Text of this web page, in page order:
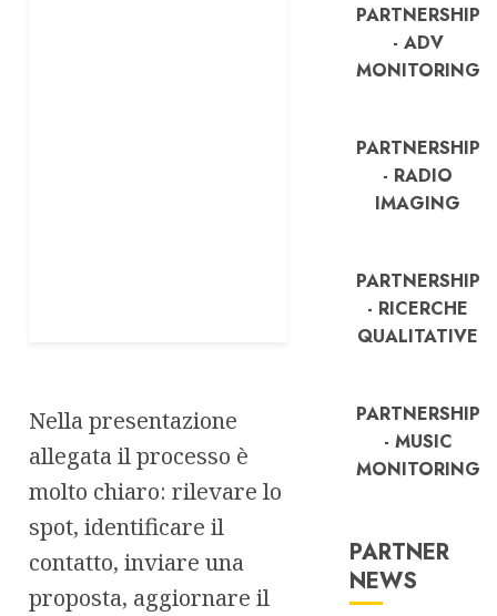
Nella presentazione
allegata il processo è
molto chiaro: rilevare lo
spot, identificare il
contatto, inviare una
proposta, aggiornare il
PARTNERSHIP
- ADV
MONITORING
PARTNERSHIP
- RADIO
IMAGING
PARTNERSHIP
- RICERCHE
QUALITATIVE
PARTNERSHIP
- MUSIC
MONITORING
PARTNER
NEWS
FREE